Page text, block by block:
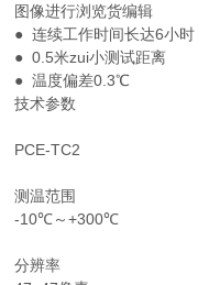
图像进行浏览货编辑
● 连续工作时间长
● 0.5米zui小测
● 温度偏差0.3℃
技术参数
PCE-TC2
测温范围
-10℃～+300℃
分辨率